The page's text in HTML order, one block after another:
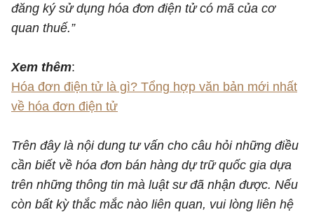
đăng ký sử dụng hóa đơn điện tử có mã của cơ
quan thuế.”
Xem thêm:
Hóa đơn điện tử là gì? Tổng hợp văn bản mới nhất
về hóa đơn điện tử
Trên đây là nội dung tư vấn cho câu hỏi những điều
cần biết về hóa đơn bán hàng dự trữ quốc gia dựa
trên những thông tin mà luật sư đã nhận được. Nếu
còn bất kỳ thắc mắc nào liên quan, vui lòng liên hệ